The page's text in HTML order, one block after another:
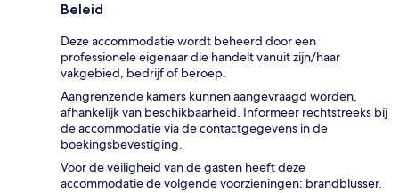
Beleid
Deze accommodatie wordt beheerd door een
professionele eigenaar die handelt vanuit zijn/haar
vakgebied, bedrijf of beroep.
Aangrenzende kamers kunnen aangevraagd worden,
afhankelijk van beschikbaarheid. Informeer rechtstreeks bij
de accommodatie via de contactgegevens in de
boekingsbevestiging.
Voor de veiligheid van de gasten heeft deze
accommodatie de volgende voorzieningen: brandblusser.